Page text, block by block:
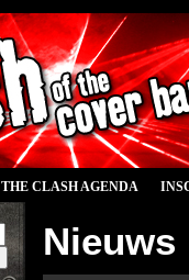
THE CLASH AGENDA
Nieuws